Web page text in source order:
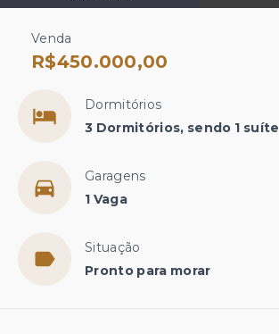
Venda
R$450.000,00
Dormitórios
3 Dormitórios, sendo 1 suíte
Garagens
1 Vaga
Situação
Pronto para morar